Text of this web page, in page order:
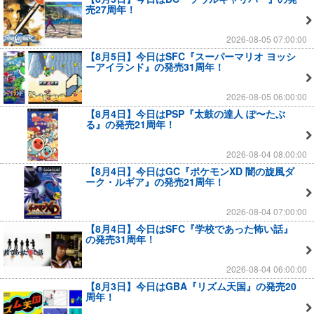
売27周年！
2026-08-05 07:00:00
【8月5日】今日はSFC『スーパーマリオ ヨッシ
ーアイランド』の発売31周年！
2026-08-05 06:00:00
【8月4日】今日はPSP『太鼓の達人 ぽ〜たぶ
る』の発売21周年！
2026-08-04 08:00:00
【8月4日】今日はGC『ポケモンXD 闇の旋風ダ
ーク・ルギア』の発売21周年！
2026-08-04 07:00:00
【8月4日】今日はSFC『学校であった怖い話』
の発売31周年！
2026-08-04 06:00:00
【8月3日】今日はGBA『リズム天国』の発売20
周年！